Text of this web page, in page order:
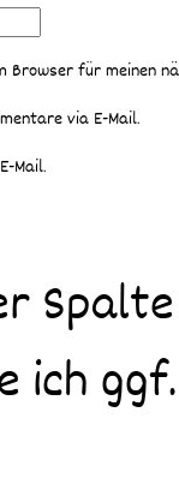
Browser für meinen
via E-Mail.
Mail.